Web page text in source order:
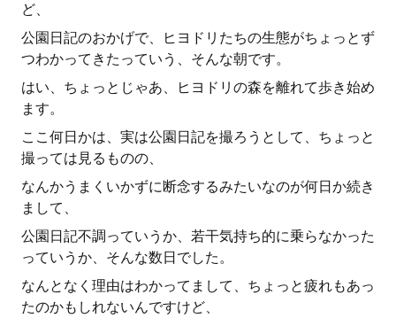
ど、
公園日記のおかげで、ヒヨドリたちの生態がちょっとず
つわかってきたっていう、そんな朝です。
はい、ちょっとじゃあ、ヒヨドリの森を離れて歩き始め
ます。
ここ何日かは、実は公園日記を撮ろうとして、ちょっと
撮っては見るものの、
なんかうまくいかずに断念するみたいなのが何日か続き
まして、
公園日記不調っていうか、若干気持ち的に乗らなかった
っていうか、そんな数日でした。
なんとなく理由はわかってまして、ちょっと疲れもあっ
たのかもしれないんですけど、